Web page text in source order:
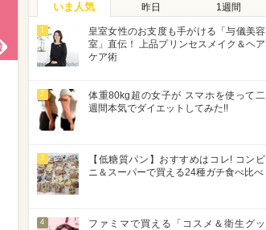
いま人気 昨日 1週間
1
皇室女性のお支度も手がける「与儀美容
室」直伝！ 上品プリンセスメイク＆ヘア
ケア術
2
体重80kg超の女子が スマホを使って二
週間本気でダイエットしてみた!!
3
【低糖質パン】おすすめはコレ! コンビ
ニ＆スーパーで買える24種ガチ食べ比べ
4
ファミマで買える「コスメ＆衛生グッ